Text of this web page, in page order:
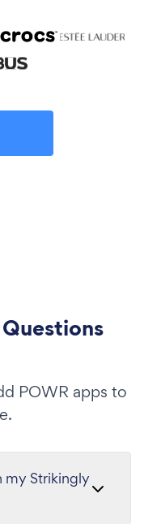
POWR apps to
my Strikingly